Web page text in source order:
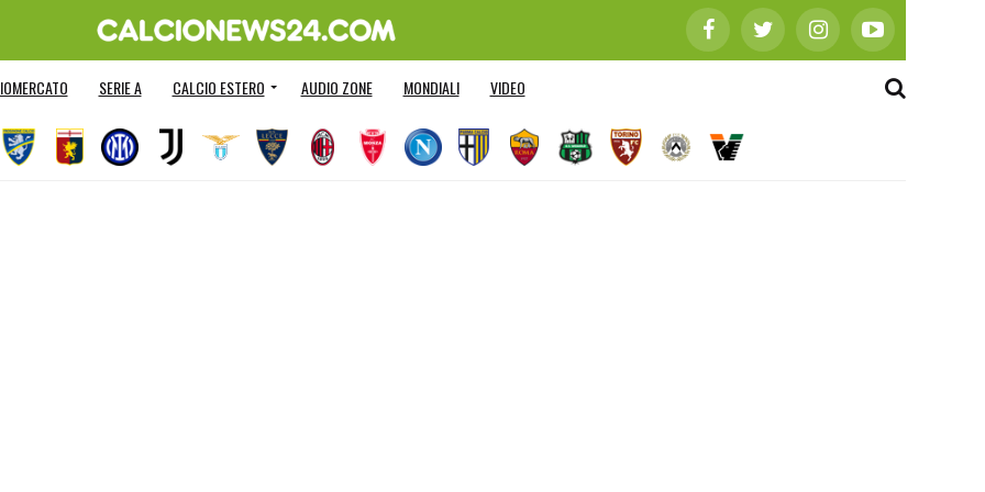
SERIE A CALCIO ESTERO AUDIO ZONE MONDIALI VIDEO